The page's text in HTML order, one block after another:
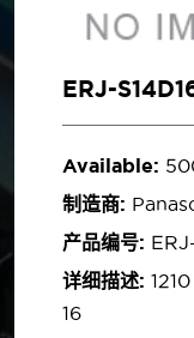
ERJ-
Available:
制造商:
产品编号:
详细描述:
16